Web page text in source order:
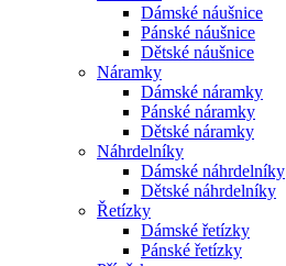
Dámské náušnice
Pánské náušnice
Dětské náušnice
Náramky
Dámské náramky
Pánské náramky
Dětské náramky
Náhrdelníky
Dámské náhrdelníky
Dětské náhrdelníky
Řetízky
Dámské řetízky
Pánské řetízky